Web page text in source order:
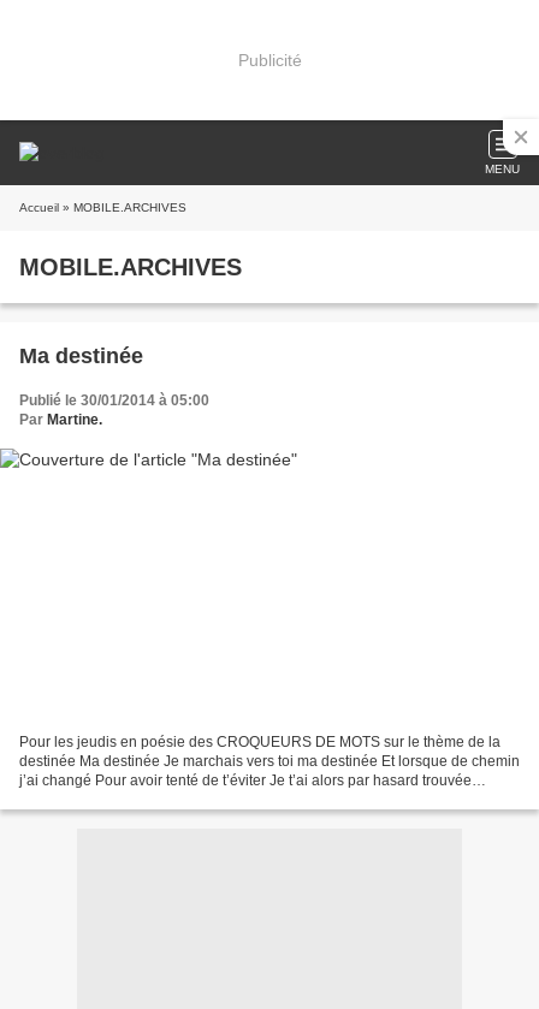
Publicité
MENU
Accueil » MOBILE.ARCHIVES
MOBILE.ARCHIVES
Ma destinée
Publié le 30/01/2014 à 05:00
Par Martine.
Pour les jeudis en poésie des CROQUEURS DE MOTS sur le thème de la
destinée Ma destinée Je marchais vers toi ma destinée Et lorsque de chemin
j’ai changé Pour avoir tenté de t’éviter Je t’ai alors par hasard trouvée